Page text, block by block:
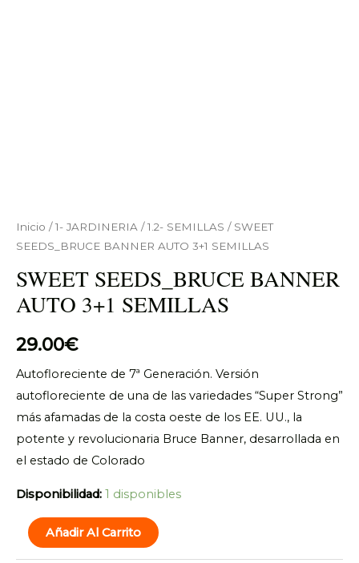
Inicio /1- JARDINERIA /1.2- SEMILLAS / SWEET
SEEDS_BRUCE BANNER AUTO 3+1 SEMILLAS
SWEET SEEDS_BRUCE BANNER
AUTO 3+1 SEMILLAS
29.00€
Autofloreciente de 7ª Generación. Versión
autofloreciente de una de las variedades “Super Strong”
más afamadas de la costa oeste de los EE. UU., la
potente y revolucionaria Bruce Banner, desarrollada en
el estado de Colorado
Disponibilidad: 1 disponibles
Añadir Al Carrito